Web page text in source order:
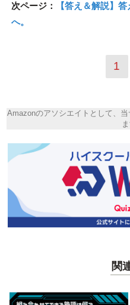
次ページ：
【答え＆解説】
へ。
1
Amazonのアソシエイトとして、
関